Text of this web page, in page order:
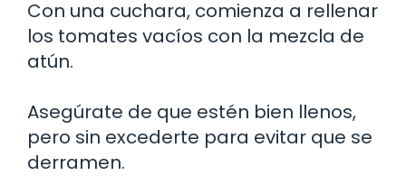
Con una cuchara, comienza a rellenar
los tomates vacíos con la mezcla de
atún.
Asegúrate de que estén bien llenos,
pero sin excederte para evitar que se
derramen.